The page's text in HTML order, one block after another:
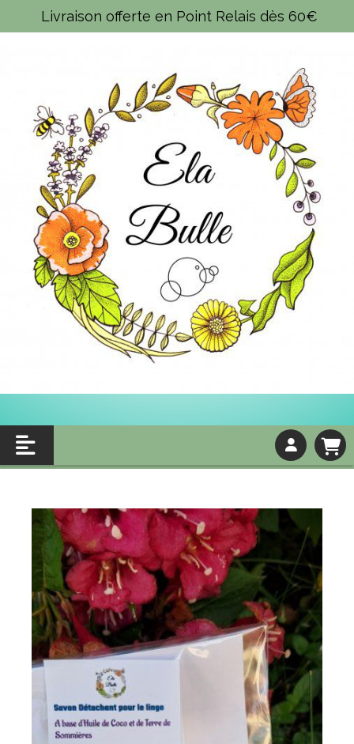
Livraison offerte en Point Relais dès 60€